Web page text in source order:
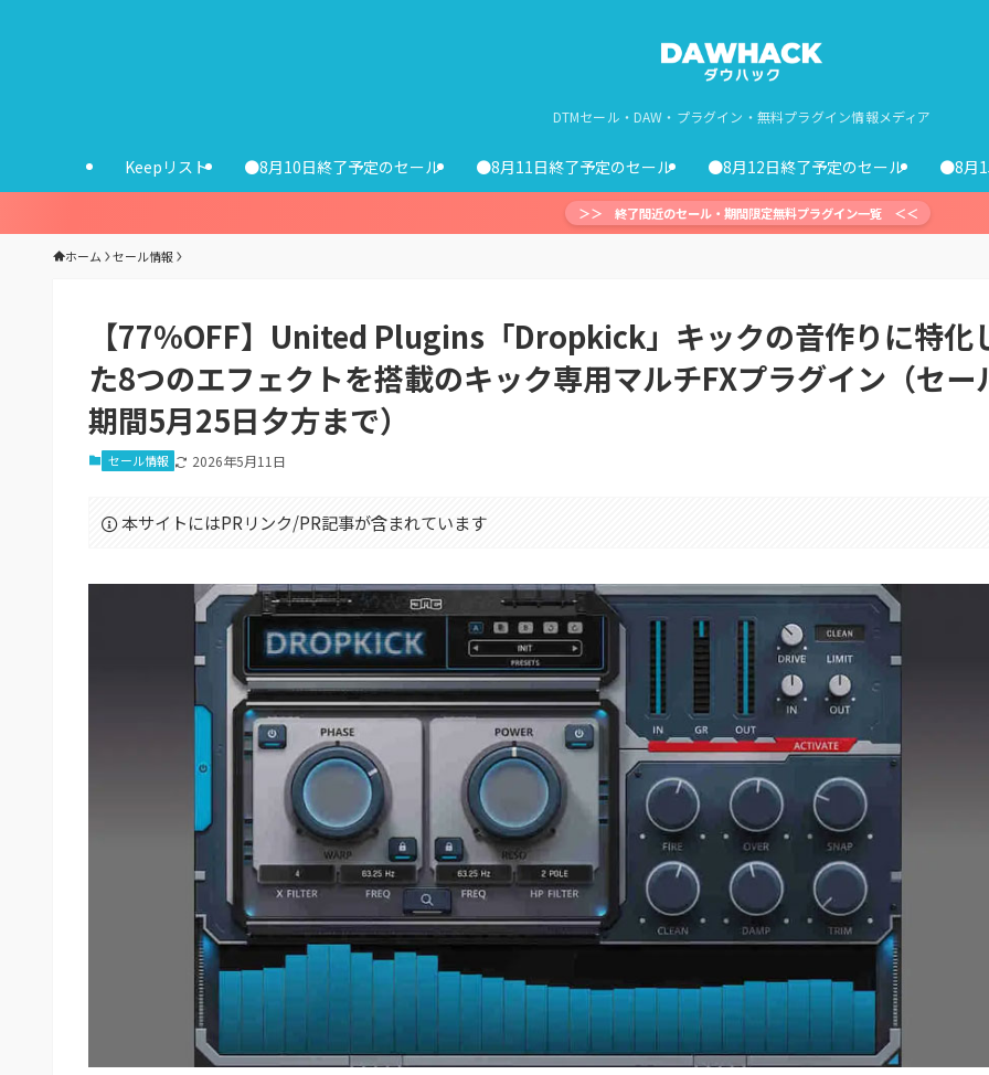
DTMセール・DAW・プラグイン・無料プラグイン情報メディア
Keepリスト ●8月10日終了予定のセール ●8月11日終了予定のセール ●8月12日終了予定のセール ●8月
＞＞ 終了間近のセール・期間限定無料プラグイン一覧 ＜＜
ホーム セール情報
【77%OFF】United Plugins「Dropkick」キックの音作りに特化
た8つのエフェクトを搭載のキック専用マルチFXプラグイン（セー
期間5月25日夕方まで）
セール情報 2026年5月11日
本サイトにはPRリンク/PR記事が含まれています